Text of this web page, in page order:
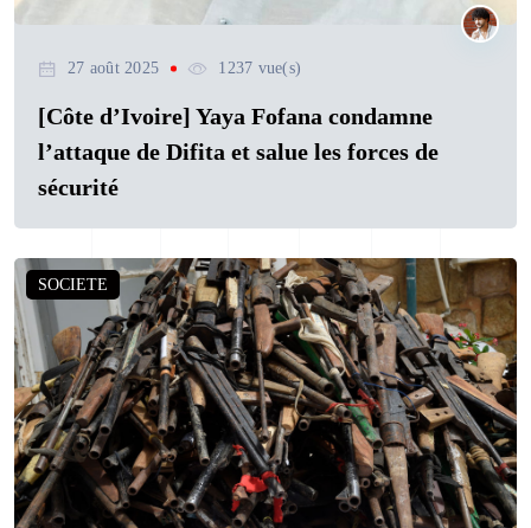
27 août 2025 1237 vue(s)
[Côte d’Ivoire] Yaya Fofana condamne
l’attaque de Difita et salue les forces de
sécurité
SOCIETE